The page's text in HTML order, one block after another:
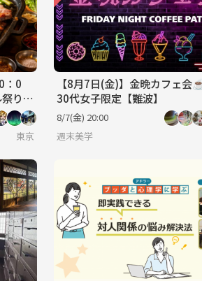
：0
り
東京
【8月7日(金)】金晩カフェ会
30代女子限定【難波】
8/7(金) 20:00
週末美学